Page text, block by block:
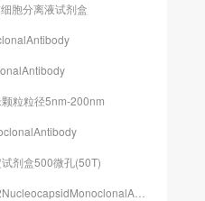
胞分离液试剂盒
粒粒径5nm-200nm
剂盒500微孔(50T)